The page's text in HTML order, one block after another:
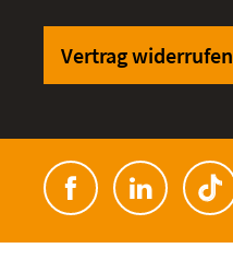
Vertrag widerrufen